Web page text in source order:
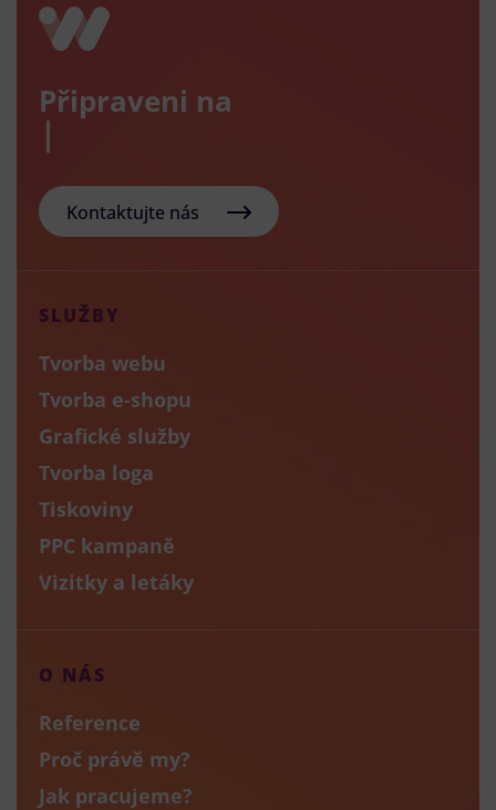
Připraveni na
no
Kontaktujte nás
SLUŽBY
Tvorba webu
Tvorba e-shopu
Grafické služby
Tvorba loga
Tiskoviny
PPC kampaně
Vizitky a letáky
O NÁS
Reference
Proč právě my?
Jak pracujeme?